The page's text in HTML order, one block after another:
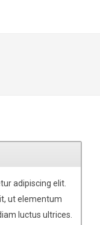
adipiscing elit.
ut elementum
luctus ultrices.